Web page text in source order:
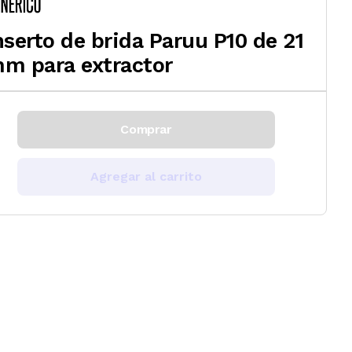
de brida Paruu P10 de 21
para extractor
Comprar
Agregar al carrito